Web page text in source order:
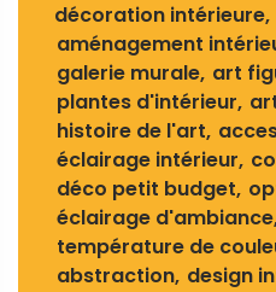
décoration intérieure
aménagement
galerie murale art
plantes d'intérieur
histoire de l'art
éclairage intérieur
déco petit budget
éclairage d'ambiance
température de
abstraction design